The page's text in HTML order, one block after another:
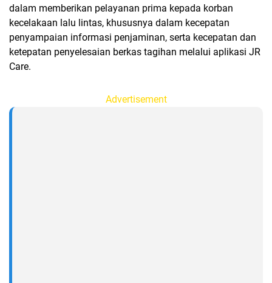
dalam memberikan pelayanan prima kepada korban
kecelakaan lalu lintas, khususnya dalam kecepatan
penyampaian informasi penjaminan, serta kecepatan dan
ketepatan penyelesaian berkas tagihan melalui aplikasi JR
Care.
Advertisement